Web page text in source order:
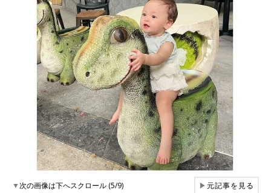
▼次の画像は下へスクロール (5/9) ▶元記事を見る